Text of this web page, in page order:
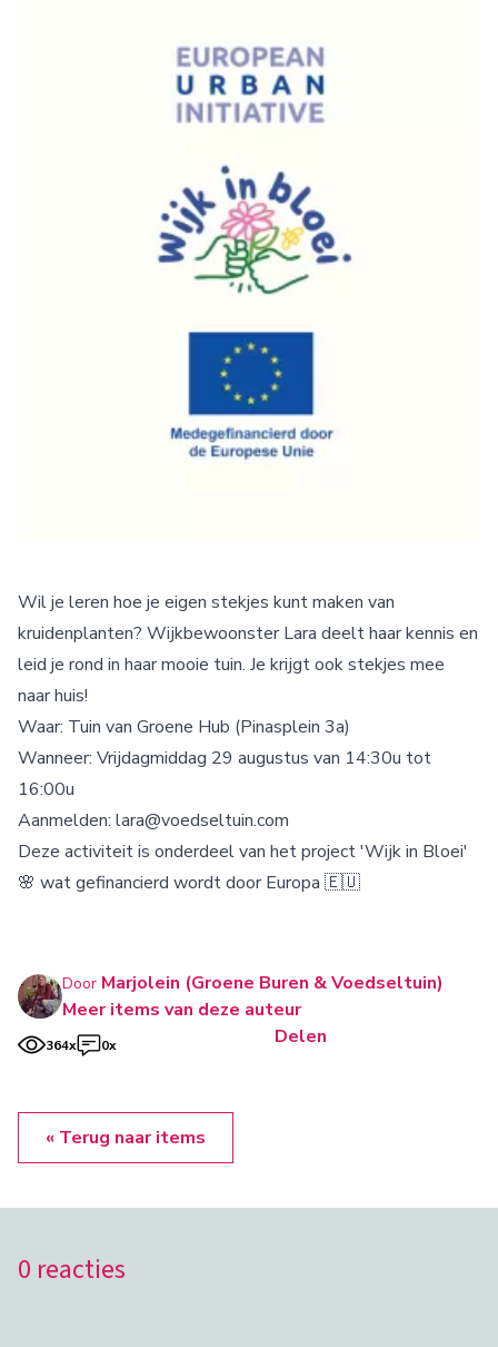
Wil je leren hoe je eigen stekjes kunt maken van
kruidenplanten? Wijkbewoonster Lara deelt haar kennis en
leid je rond in haar mooie tuin. Je krijgt ook stekjes mee
naar huis!
Waar: Tuin van Groene Hub (Pinasplein 3a)
Wanneer: Vrijdagmiddag 29 augustus van 14:30u tot
16:00u
Aanmelden: lara@voedseltuin.com
Deze activiteit is onderdeel van het project 'Wijk in Bloei'
🌸 wat gefinancierd wordt door Europa 🇪🇺
Door Marjolein (Groene Buren & Voedseltuin)
Meer items van deze auteur
364x 0x Delen
« Terug naar items
0 reacties